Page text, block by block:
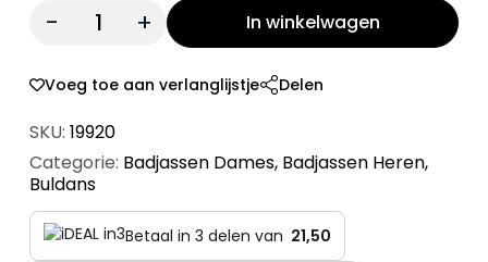
Quantity: In winkelwagen
Voeg toe aan verlanglijstje Delen
SKU: 19920
Categorie: Badjassen Dames, Badjassen Heren,
Buldans
Betaal in 3 delen van 21,50